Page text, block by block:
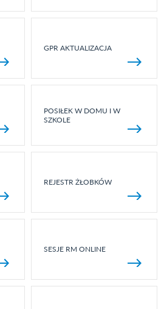
GPR AKTUALIZACJA
POSIŁEK W DOMU I W
SZKOLE
REJESTR ŻŁOBKÓW
SESJE RM ONLINE